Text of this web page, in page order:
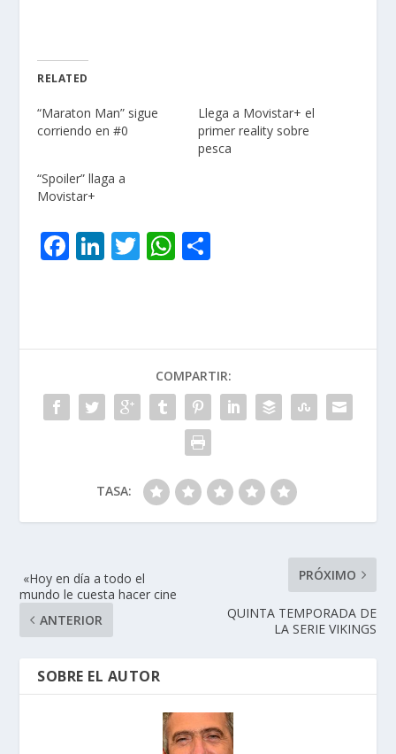
RELATED
“Maraton Man” sigue
corriendo en #0
Llega a Movistar+ el
primer reality sobre
pesca
“Spoiler” llaga a
Movistar+
F
o
o
k
Li
dI
n
T W
A
p
p
ar
ti
r
COMPARTIR:
TASA:
«Hoy en día a todo el
mundo le cuesta hacer cine
ANTERIOR
PRÓXIMO
QUINTA TEMPORADA DE
LA SERIE VIKINGS
SOBRE EL AUTOR